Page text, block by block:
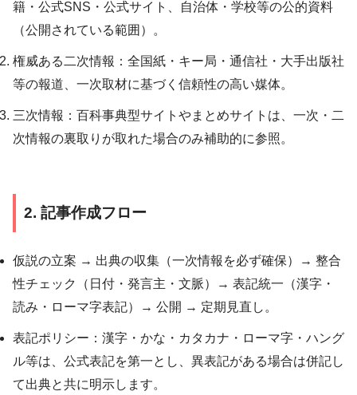
籍・公式SNS・公式サイト、自治体・学校等の公的資料
（公開されている範囲）。
権威ある二次情報：全国紙・キー局・通信社・大手出版社
等の報道、一次取材に基づく信頼性の高い媒体。
三次情報：百科事典型サイトやまとめサイトは、一次・二
次情報の裏取りが取れた場合のみ補助的に参照。
2. 記事作成フロー
仮説の立案 → 出典の収集（一次情報を必ず確保）→ 整合
性チェック（日付・発言主・文脈）→ 表記統一（漢字・
読み・ローマ字表記）→ 公開 → 定期見直し。
表記ポリシー：漢字・かな・カタカナ・ローマ字・ハング
ル等は、公式表記を第一とし、異表記がある場合は併記し
て出典と共に明示します。